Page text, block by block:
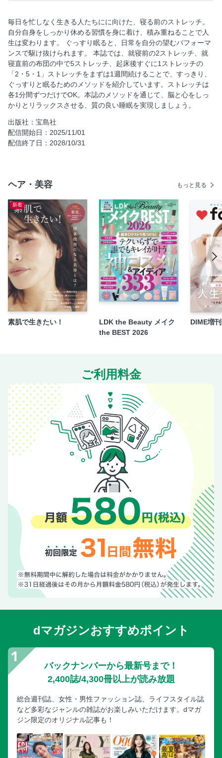
「おやすみほぐし」の流れ
就寝60〜90分前に「深部体温アップ」のストレッチ／
（１）両ひじパカパカ
（２）両ひじグルグル
布団の中で「深部体温ダウン＆リラックス」のストレッチ
（１）寝たまま手首ストレッチ
（２）寝たまま手のひら一回転
（４）全力ウインク
（５）ゆったり腹式呼吸
第1章 睡眠のメカニズムと快眠の効果
睡眠のメカニズム
深部体温と自律神経
体内時計はズレている
あなたは朝型or夜型？
不眠の種類と隠れた病気
習慣的な運動で快眠へ
心の状態が睡眠に影響
注意すべき生活習慣
第2章 睡眠の質を上げるお悩み改善ストレッチ
夜間頻尿改善ストレッチ／●足先Vの字開き
●ひじでクロール＆背泳ぎ
●ズバッと真ん中腕伸ばし
●両腕Wサイン
腰痛改善ストレッチ／●ウエストひねりストレッチ
●腰を浮かせてひざパタン
●仰向けカエル脚
●横向き片ひざアップ
足のつり改善ストレッチ／●もも裏ストレッチ
●脚上げパッカーン
●かかとで脚なぞり
Column 学業の成績にも影響する規則正しい睡眠習慣
第3章 生活習慣「快眠・不眠」チェック
Q1 最近、片づけられない＆マイナス思考に陥ることが増え
た気がする？
Q2 就寝時にはいつも枕元にスマホを置いている？
Q3 寝る直前の歯みがきを習慣にしている？
Q5 眠れないのがイヤだから限界まで起きていて「バタンキ
Q6 眠るの大好き １日12時間以上寝るのはよいこと？
Q7 朝のアラームを爆音にするとスッキリ目覚められる？
Q8 「イヤな夢」にしっかり向き合わないと不眠症になる？
Q9 どうしても寝つけないなら布団から出て起きたほうがよ
い？
Q10 昼寝するなら昼食前に約30分間がベストだと思う？
Q11 テレビをつけたまま音楽を聴きながら眠ってもよい？
Q12 寝る直前に入浴して体を温めてから就寝するほうがよ
毎日を忙しなく生きる人たちにに向けた、寝る前のストレッチ。
自分自身をしっかり休める習慣を身に着け、積み重ねることで人
生は変わります。 ぐっすり眠ると、日常を自分の望むパフォーマ
ンスで駆け抜けられます。 本誌では、就寝前の2ストレッチ、就
寝直前の布団の中で5ストレッチ、起床後すぐに1ストレッチの
「2・5・1」ストレッチをまずは1週間続けることで、すっきり、
ぐっすりと眠るためのメソッドを紹介しています。ストレッチは
各1分間ずつだけでOK。本誌のメソッドを通じて、脳と心をしっ
かりとリラックスさせる、質の良い睡眠を実現しましょう。
出版社：宝島社
配信開始日：2025/11/01
配信終了日：2028/10/31
ヘア・美容 もっと見る
新着
素肌で生きたい！
LDK the Beauty メイク
the BEST 2026
DIME増
ご利用料金
dマガジンおすすめポイント
バックナンバーから最新号まで！
2,400誌/4,300冊以上が読み放題
総合週刊誌、女性・男性ファッション誌、ライフスタイル誌
など多彩なジャンルの雑誌がお楽しみいただけます。dマガ
ジン限定のオリジナル記事も！